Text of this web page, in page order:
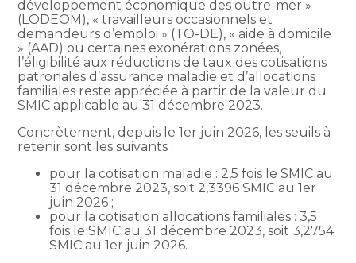
développement économique des outre-mer »
(LODEOM), « travailleurs occasionnels et
demandeurs d’emploi » (TO-DE), « aide à domicile
» (AAD) ou certaines exonérations zonées,
l’éligibilité aux réductions de taux des cotisations
patronales d’assurance maladie et d’allocations
familiales reste appréciée à partir de la valeur du
SMIC applicable au 31 décembre 2023.
Concrètement, depuis le 1er juin 2026, les seuils à
retenir sont les suivants :
pour la cotisation maladie : 2,5 fois le SMIC au
31 décembre 2023, soit 2,3396 SMIC au 1er
juin 2026 ;
pour la cotisation allocations familiales : 3,5
fois le SMIC au 31 décembre 2023, soit 3,2754
SMIC au 1er juin 2026.